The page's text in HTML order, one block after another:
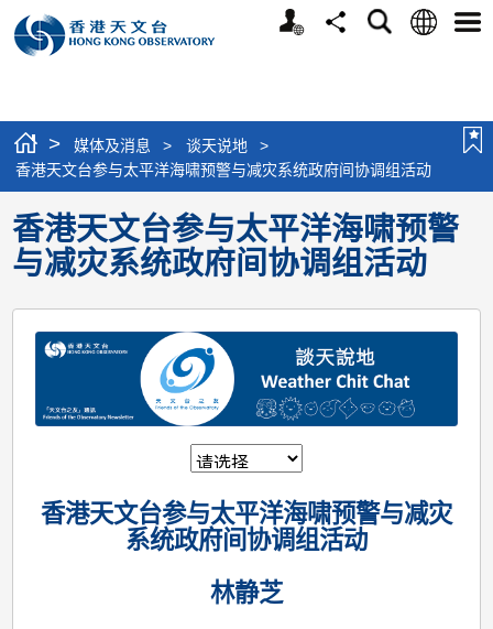
个
分
搜
语
选
> 媒体及消息 > 谈天说地
>
香港天文台参与太平洋海啸预警与减灾系统政府间协调组活动
香港天文台参与太平洋海啸预警
与减灾系统政府间协调组活动
香港天文台参与太平洋海啸预警与减灾
系统政府间协调组活动
林静芝